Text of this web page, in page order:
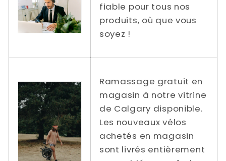
fiable pour tous nos
produits, où que vous
soyez !
Ramassage gratuit en
magasin à notre vitrine
de Calgary disponible.
Les nouveaux vélos
achetés en magasin
sont livrés entièrement